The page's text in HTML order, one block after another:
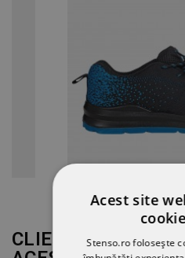
CLIENȚII CARE AU
Acest site
Stenso.ro folosește